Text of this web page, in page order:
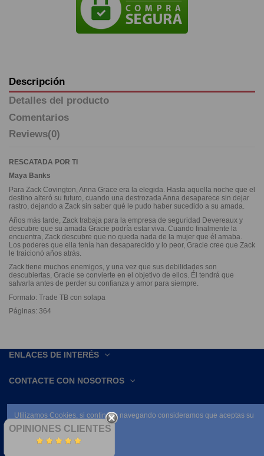
Descripción
Detalles del producto
Comentarios
Reviews(0)
RESCATADA POR TI
Maya Banks
Para Zack Covington, Anna Grace era la elegida. Hasta aquella noche que el
destino alteró su futuro, cuando una destrozada Anna desaparece sin dejar
rastro, dejando a Zack sin saber qué le pudo haber sucedido a su amada.
Años más tarde, Zack trabaja para la empresa de seguridad Devereaux y
descubre que su amada Gracie podría estar viva. Cuando finalmente la
encuentra, Zack descubre que no queda nada de la mujer que él amaba.
Los poderes que ella tenía han desaparecido y lo peor, Gracie cree que Zack
le traicionó años atrás.
Zack tiene muchos enemigos, y una vez que sus debilidades son
descubiertas, Gracie se convierte en el objetivo de ellos. Él tendrá que
salvarla antes de perder su confianza y amor para siempre.
Formato: Trade TB con solapa
Páginas: 364
ENLACES DE INTERÉS
CONTACTE CON NOSOTROS
OPINIONES CLIENTES
Utilizamos Cookies, si continúas navegando consideramos que aceptas su
uso.
Leer condiciones